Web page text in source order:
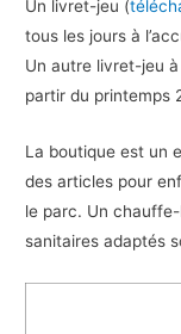
Un livret-jeu (
tous les jours à
Un autre livret-jeu
partir du printemps
La boutique est un
des articles pour
le parc. Un
sanitaires adaptés